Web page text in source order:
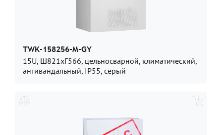
TWK-158256-M-GY
15U, Ш821хГ566, цельносварной, климатический,
антивандальный, IP55, серый